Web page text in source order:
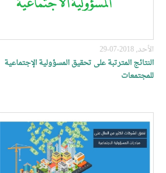
الأحد, 2018-07-29
النتائج المترتبة على تحقيق المسؤولية الإجتماعية
للمجتمعات